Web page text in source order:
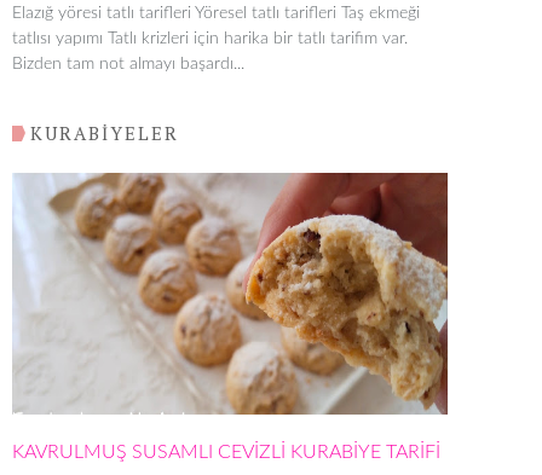
Elazığ yöresi tatlı tarifleri Yöresel tatlı tarifleri Taş ekmeği
tatlısı yapımı Tatlı krizleri için harika bir tatlı tarifim var.
Bizden tam not almayı başardı...
KURABİYELER
KAVRULMUŞ SUSAMLI CEVİZLİ KURABİYE TARİFİ